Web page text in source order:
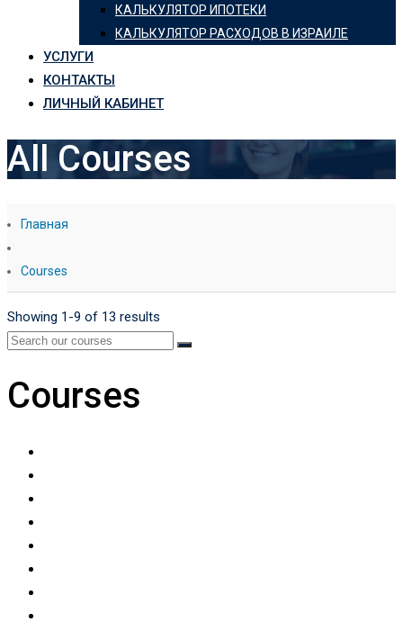
КАЛЬКУЛЯТОР ИПОТЕКИ
КАЛЬКУЛЯТОР РАСХОДОВ В ИЗРАИЛЕ
УСЛУГИ
КОНТАКТЫ
ЛИЧНЫЙ КАБИНЕТ
All Courses
Главная
Courses
Showing 1-9 of 13 results
Courses